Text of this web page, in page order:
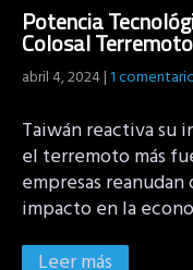
Potencia
Colosal Terremoto
abril 4, 2024|1
Taiwán reactiva su
el terremoto más
empresas
impacto en la
Leer más